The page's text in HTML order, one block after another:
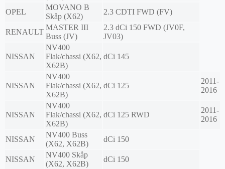
OPEL
MOVANO B
Skåp (X62)
2.3 CDTI FWD (FV)
RENAULT
MASTER III
Buss (JV)
2.3 dCi 150 FWD (JV0F,
JV03)
NISSAN
NV400
Flak/chassi (X62,
X62B)
dCi 145
NISSAN
NV400
Flak/chassi (X62,
X62B)
dCi 125
2011-
2016
NISSAN
NV400
Flak/chassi (X62,
X62B)
dCi 125 RWD
2011-
2016
NISSAN
NV400 Buss
(X62, X62B)
dCi 150
NISSAN
NV400 Skåp
(X62, X62B)
dCi 150